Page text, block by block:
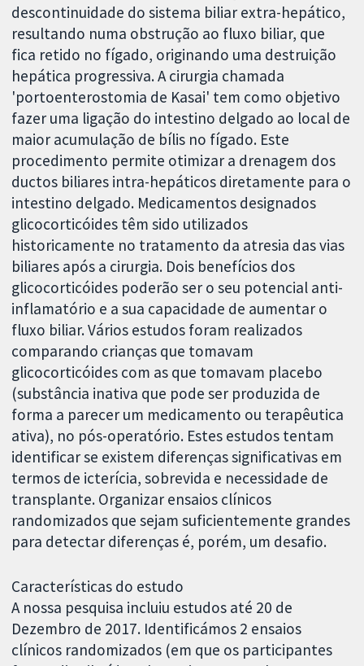
descontinuidade do sistema biliar extra-hepático,
resultando numa obstrução ao fluxo biliar, que
fica retido no fígado, originando uma destruição
hepática progressiva. A cirurgia chamada
'portoenterostomia de Kasai' tem como objetivo
fazer uma ligação do intestino delgado ao local de
maior acumulação de bílis no fígado. Este
procedimento permite otimizar a drenagem dos
ductos biliares intra-hepáticos diretamente para o
intestino delgado. Medicamentos designados
glicocorticóides têm sido utilizados
historicamente no tratamento da atresia das vias
biliares após a cirurgia. Dois benefícios dos
glicocorticóides poderão ser o seu potencial anti-
inflamatório e a sua capacidade de aumentar o
fluxo biliar. Vários estudos foram realizados
comparando crianças que tomavam
glicocorticóides com as que tomavam placebo
(substância inativa que pode ser produzida de
forma a parecer um medicamento ou terapêutica
ativa), no pós-operatório. Estes estudos tentam
identificar se existem diferenças significativas em
termos de icterícia, sobrevida e necessidade de
transplante. Organizar ensaios clínicos
randomizados que sejam suficientemente grandes
para detectar diferenças é, porém, um desafio.
Características do estudo
A nossa pesquisa incluiu estudos até 20 de
Dezembro de 2017. Identificámos 2 ensaios
clínicos randomizados (em que os participantes